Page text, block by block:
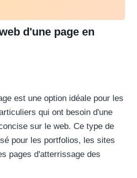
d'une page en
est une option idéale pour les
qui ont besoin d'une
sur le web. Ce type de
pour les portfolios, les sites
pages d'atterrissage des